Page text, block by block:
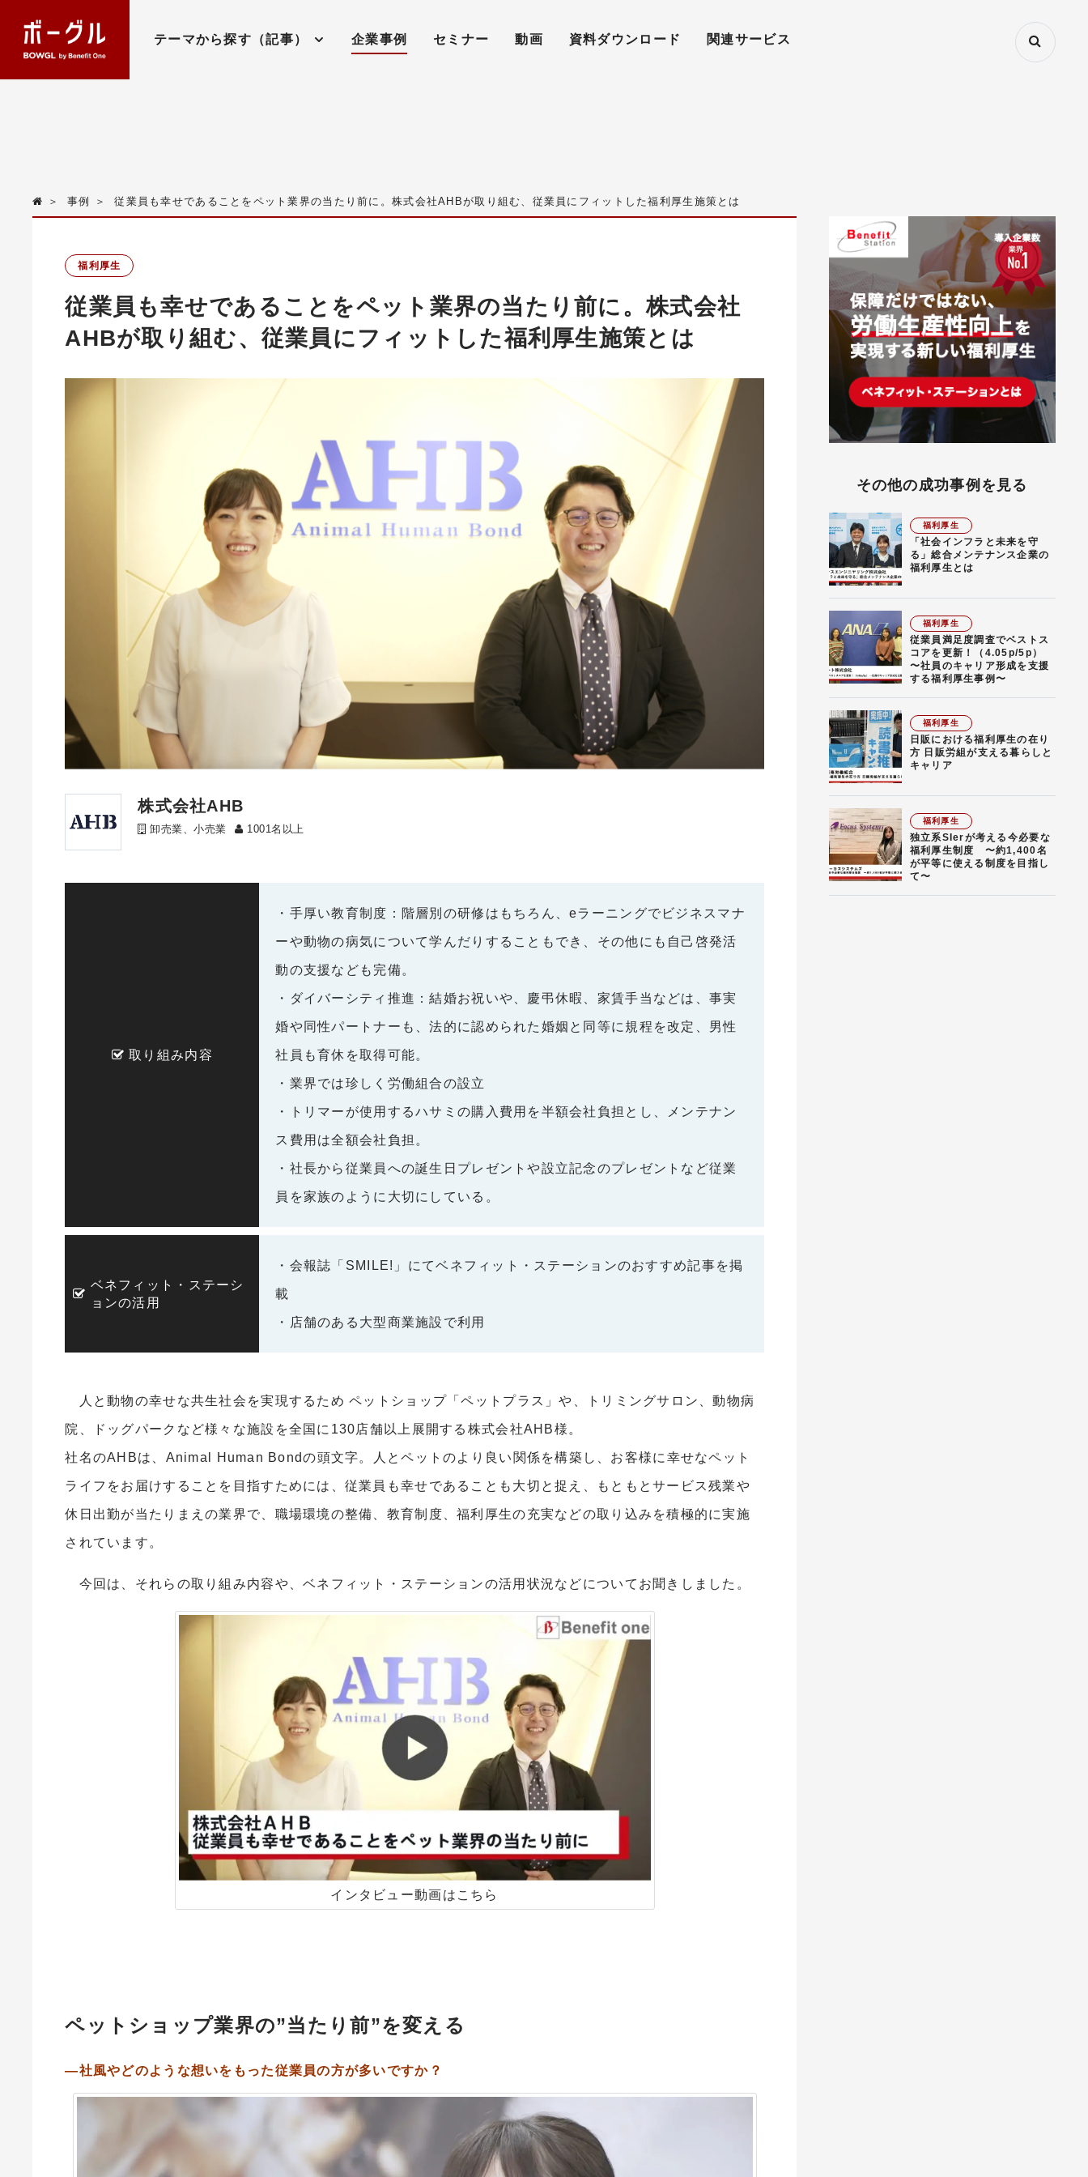
テーマから探す（記事） 企業事例 セミナー 動画 資料ダウンロード 関連サービス
＞ 事例 ＞ 従業員も幸せであることをペット業界の当たり前に。株式会社AHBが取り組む、従業員にフィットした福利厚生施策とは
福利厚生
従業員も幸せであることをペット業界の当たり前に。株式会社
AHBが取り組む、従業員にフィットした福利厚生施策とは
株式会社AHB
卸売業、小売業 1001名以上
取り組み内容
・手厚い教育制度：階層別の研修はもちろん、eラーニングでビジネスマナ
ーや動物の病気について学んだりすることもでき、その他にも自己啓発活
動の支援なども完備。
・ダイバーシティ推進：結婚お祝いや、慶弔休暇、家賃手当などは、事実
婚や同性パートナーも、法的に認められた婚姻と同等に規程を改定、男性
社員も育休を取得可能。
・業界では珍しく労働組合の設立
・トリマーが使用するハサミの購入費用を半額会社負担とし、メンテナン
ス費用は全額会社負担。
・社長から従業員への誕生日プレゼントや設立記念のプレゼントなど従業
員を家族のように大切にしている。
ベネフィット・ステーシ
ョンの活用
・会報誌「SMILE!」にてベネフィット・ステーションのおすすめ記事を掲
載
・店舗のある大型商業施設で利用
人と動物の幸せな共生社会を実現するため ペットショップ「ペットプラス」や、トリミングサロン、動物病
院、ドッグパークなど様々な施設を全国に130店舗以上展開する株式会社AHB様。
社名のAHBは、Animal Human Bondの頭文字。人とペットのより良い関係を構築し、お客様に幸せなペット
ライフをお届けすることを目指すためには、従業員も幸せであることも大切と捉え、もともとサービス残業や
休日出勤が当たりまえの業界で、職場環境の整備、教育制度、福利厚生の充実などの取り込みを積極的に実施
されています。
今回は、それらの取り組み内容や、ベネフィット・ステーションの活用状況などについてお聞きしました。
インタビュー動画はこちら
ペットショップ業界の”当たり前”を変える
―社風やどのような想いをもった従業員の方が多いですか？
その他の成功事例を見る
福利厚生
「社会インフラと未来を守
る」総合メンテナンス企業の
福利厚生とは
福利厚生
従業員満足度調査でベストス
コアを更新！（4.05p/5p）
〜社員のキャリア形成を支援
する福利厚生事例〜
福利厚生
日販における福利厚生の在り
方 日販労組が支える暮らしと
キャリア
福利厚生
独立系SIerが考える今必要な
福利厚生制度 〜約1,400名
が平等に使える制度を目指し
て〜